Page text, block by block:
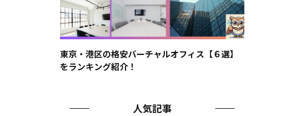
東京・港区の格安バーチャルオフィス【６選】
をランキング紹介！
人気記事